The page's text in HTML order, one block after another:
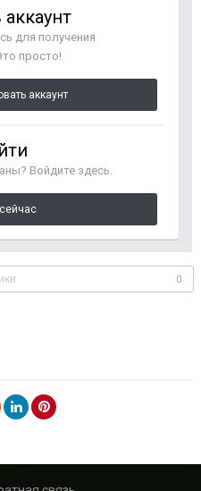
для получения
просто!
аккаунт
Войдите здесь.
0